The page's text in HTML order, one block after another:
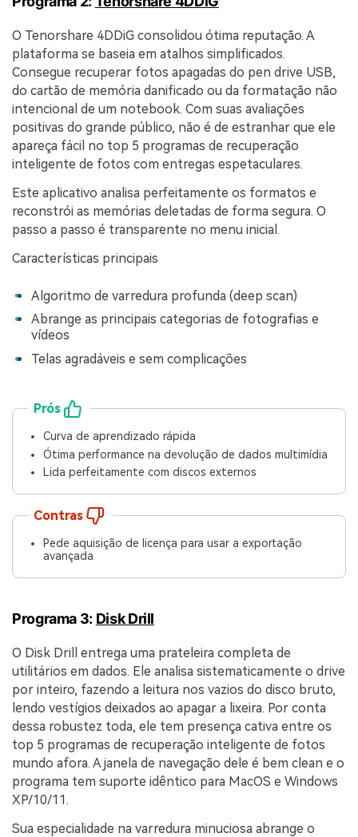
O Tenorshare 4DDiG consolidou ótima reputação. A
plataforma se baseia em atalhos simplificados.
Consegue recuperar fotos apagadas do pen drive USB,
do cartão de memória danificado ou da formatação não
intencional de um notebook. Com suas avaliações
positivas do grande público, não é de estranhar que ele
apareça fácil no top 5 programas de recuperação
inteligente de fotos com entregas espetaculares.
Este aplicativo analisa perfeitamente os formatos e
reconstrói as memórias deletadas de forma segura. O
passo a passo é transparente no menu inicial.
Características principais
Algoritmo de varredura profunda (deep scan)
Abrange as principais categorias de fotografias e
vídeos
Telas agradáveis e sem complicações
Prós
Curva de aprendizado rápida
Ótima performance na devolução de dados multimídia
Lida perfeitamente com discos externos
Contras
Pede aquisição de licença para usar a exportação
avançada
Programa 3: Disk Drill
O Disk Drill entrega uma prateleira completa de
utilitários em dados. Ele analisa sistematicamente o drive
por inteiro, fazendo a leitura nos vazios do disco bruto,
lendo vestígios deixados ao apagar a lixeira. Por conta
dessa robustez toda, ele tem presença cativa entre os
top 5 programas de recuperação inteligente de fotos
mundo afora. A janela de navegação dele é bem clean e o
programa tem suporte idêntico para MacOS e Windows
XP/10/11.
Sua especialidade na varredura minuciosa abrange o